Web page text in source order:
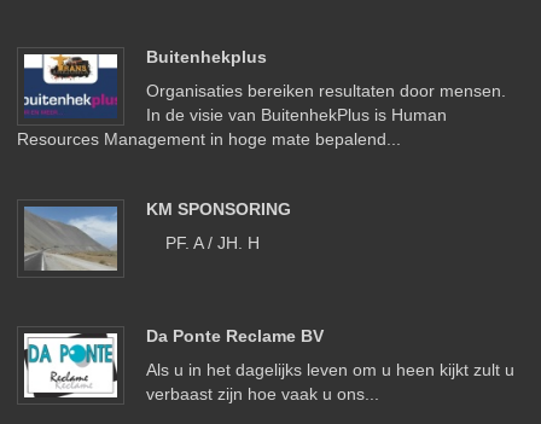
Buitenhekplus
Organisaties bereiken resultaten door mensen.
In de visie van BuitenhekPlus is Human
Resources Management in hoge mate bepalend...
KM SPONSORING
PF. A / JH. H
Da Ponte Reclame BV
Als u in het dagelijks leven om u heen kijkt zult u
verbaast zijn hoe vaak u ons...